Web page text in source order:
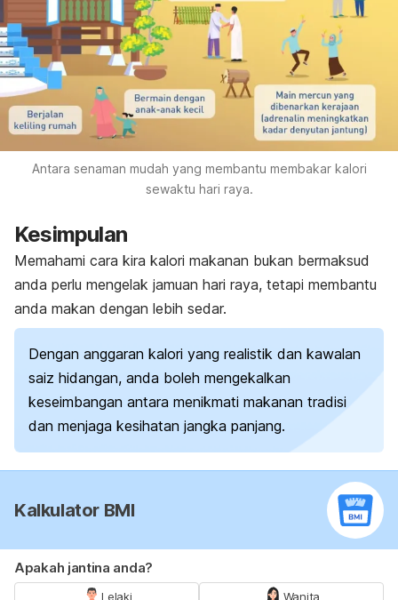
Antara senaman mudah yang membantu membakar kalori
sewaktu hari raya.
Kesimpulan
Memahami cara kira kalori makanan bukan bermaksud
anda perlu mengelak jamuan hari raya, tetapi membantu
anda makan dengan lebih sedar.
Dengan anggaran kalori yang realistik dan kawalan
saiz hidangan, anda boleh mengekalkan
keseimbangan antara menikmati makanan tradisi
dan menjaga kesihatan jangka panjang.
Kalkulator BMI
Apakah jantina anda?
Lelaki Wanita